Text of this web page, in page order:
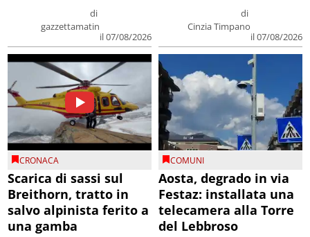
di
gazzettamatin
il 07/08/2026
di
Cinzia Timpano
il 07/08/2026
CRONACA
Scarica di sassi sul
Breithorn, tratto in
salvo alpinista ferito a
una gamba
COMUNI
Aosta, degrado in via
Festaz: installata una
telecamera alla Torre
del Lebbroso